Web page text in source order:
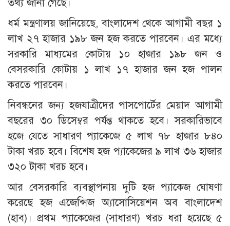
তথ্য জানা গেছে।
ধর্ম মন্ত্রণালয় জানিয়েছে, বাংলাদেশ থেকে আগামী বছর ১
লাখ ২৭ হাজার ১৯৮ জন হজ করতে পারবেন। এর মধ্যে
সরকারি মাধ্যমের কোটায় ১০ হাজার ১৯৮ জন ও
বেসরকারি কোটায় ১ লাখ ১৭ হাজার জন হজ পালন
করতে পারবেন।
নিবন্ধনের জন্য হজযাত্রীদের পাসপোর্টের মেয়াদ আগামী
বছরের ৩০ ডিসেম্বর পর্যন্ত থাকতে হবে। সরকারিভাবে
হজে যেতে সাধারণ প্যাকেজে ৫ লাখ ৭৮ হাজার ৮৪০
টাকা খরচ হবে। বিশেষ হজ প্যাকেজের ৯ লাখ ৩৬ হাজার
৩২০ টাকা খরচ হবে।
আর বেসরকারি ব্যবস্থাপনায় দুটি হজ প্যাকেজ ঘোষণা
করেছে হজ এজেন্সিজ অ্যাসোসিয়েশন অব বাংলাদেশ
(হাব)। প্রথম প্যাকেজের (সাধারণ) খরচ ধরা হয়েছে ৫